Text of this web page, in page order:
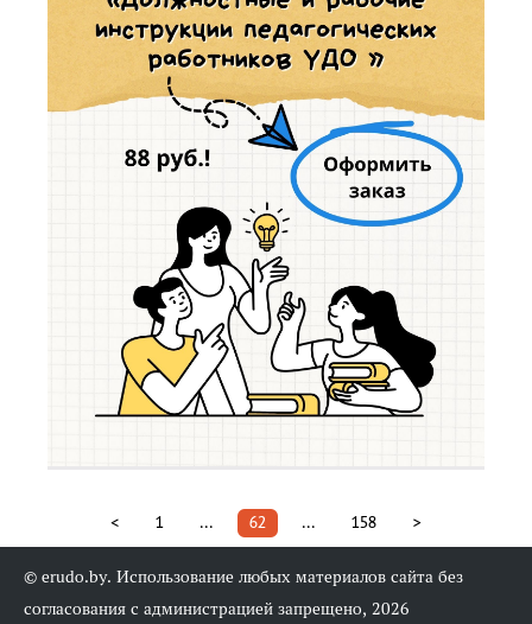
< 1 ... 62 ... 158 >
© erudo.by. Использование любых материалов сайта без
согласования с администрацией запрещено, 2026